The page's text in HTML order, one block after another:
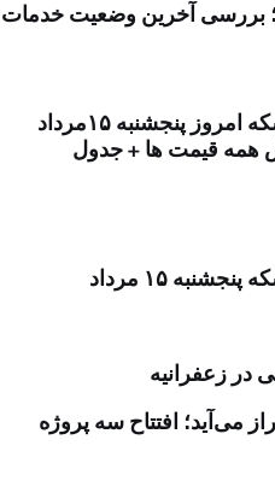
بررسی آخرین وضعیت خدمات
قیمت طلا و سکه امروز پنجشنبه ۱۵مرداد
۱۵ مرداد
در زعفرانیه
می‌آید؛ افتتاح سه پروژه